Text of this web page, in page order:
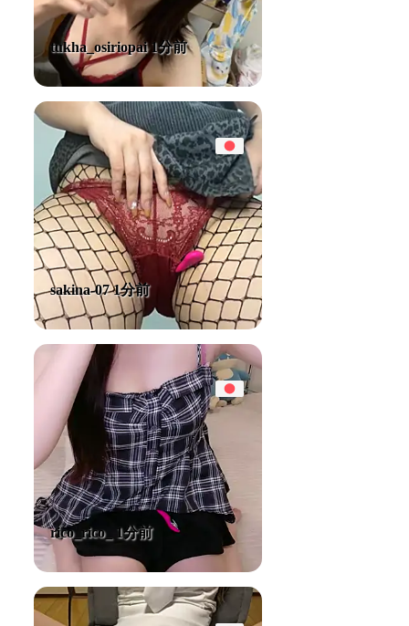
tukha_osiriopai 1分前
sakina-07 1分前
rico_rico_ 1分前